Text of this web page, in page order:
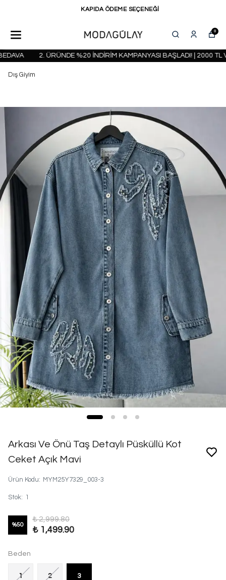
KAPIDA ÖDEME SEÇENEĞİ
0
2. ÜRÜNDE %20 İNDİRİM KAMPANYASI BAŞLADI! | 2000 TL VE
Dış Giyim
Arkası Ve Önü Taş Detaylı Püsküllü Kot
Ceket Açık Mavi
Ürün Kodu: MYM25Y7329_003-3
Stok: 1
%50
₺ 2,999.80
₺ 1,499.90
Beden
1 2 3